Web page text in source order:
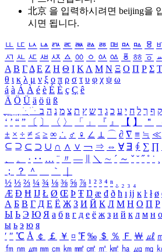
北京 을 입력하시려면 beijing을
시면 됩니다.
ㅥ ㅦ ㅧ ㅨ ㅩ ㅪ ㅫ ㅬ ㅭ ㅮ ㅯ ㅰ ㅱ
ㅺ ㅻ ㅼ ㅽ ㅾ ㅿ ㆀ ㆁ ㆂ ㆃ ㆄ ㆅ ㆆ
Α Β ΓΔ Ε Ζ Η Θ Ι ΚΛ Μ Ν Ξ Ο Π Ρ Σ Τ
θ ι κ λ μ ν ξ ο π ρ σ τ υ φ χ ψ ω
á à Á À é è É È ç Ç ê
Ä Ö Ü ä ö ü ß
ִֶֹ ֻּ ׁׂ ק ף ך ל ח י ע כ ג ד ש ץ ת צ מ נ ה ב
‘ ’ “ ” 〔 〕 〈 〉 「 」 『 』 【 】 ＂
± × ÷ ≠ ≤ ≥ ∞ ∴ ♂ ♀ ∠ ⊥ ⌒ ∂ ∇ ≡ ≒ ≪
⊆ ⊇ ⊂ ⊃ ∪ ∩ ∧ ∨ ￢ ⇒ ⇔ ∀ ∃ ∮ ∑ ∏
、
。 · ‥ … ¨ 〃 ― ＼ ∼ ´ ～ ˇ ˘ ˝ ˚ ˙ ¸
；
？ ＾ ｀
½ ⅓ ⅔ ¼ ¾ ⅛ ⅜ ⅝ ⅞ ¹ ² ³ ⁴ ⁿ ₁ ₂ ₃ ₄
Æ Ð Ħ Ĳ Ł Ø Œ Þ Ŧ Ŋ æ đ ð ħ ı ĳ ĸ ŀ ł ø
А Б В Г Д Е Ё Ж З И Й К Л М Н О П Р
Ы Ь Э Ю Я а б в г д е ё ж з и й к л м н о
ы ь э ю я
′ ″ ℃ Å ￠ ￡ ￥ ¤ ℉ ‰ ＄ ％ Ｆ ￦ ㎕
㎙ ㎚ ㎛ ㎜ ㎝ ㎞ ㎟ ㎠ ㎡ ㎢ ㏊ ㎍ ㎎